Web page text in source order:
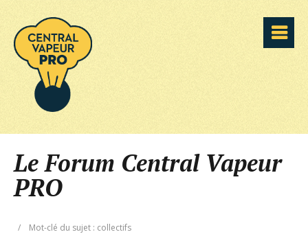
Le Forum Central Vapeur
PRO
/ Mot-clé du sujet : collectifs